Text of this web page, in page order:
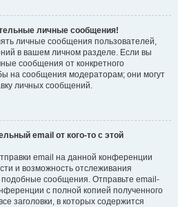
личные сообщения!
личные сообщения пользователей,
в вашем личном разделе. Если вы
сообщения от конкретного
на сообщения модераторам; они могут
личных сообщений.
email от кого-то с этой
email на данной конференции
и возможность отслеживания
сообщения. Отправьте email-
с полной копией полученного
заголовки, в которых содержится